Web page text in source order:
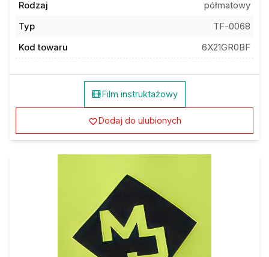
Rodzaj
półmatowy
Typ
TF-0068
Kod towaru
6X21GR0BF
Film instruktażowy
Dodaj do ulubionych